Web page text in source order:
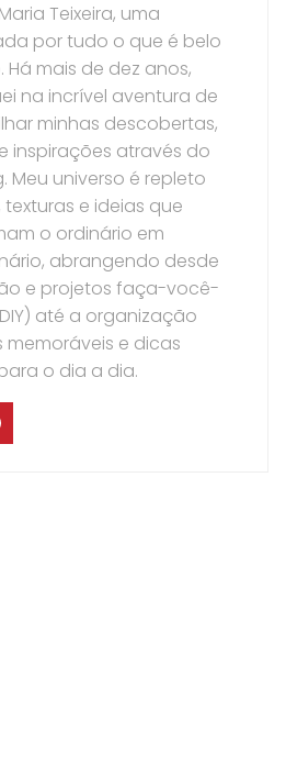
Teixeira, uma
por tudo o que é belo
Há mais de dez anos,
na incrível aventura de
minhas descobertas,
inspirações através do
Meu universo é repleto
texturas e ideias que
o ordinário em
abrangendo desde
e projetos faça-você-
até a organização
memoráveis e dicas
o dia a dia.